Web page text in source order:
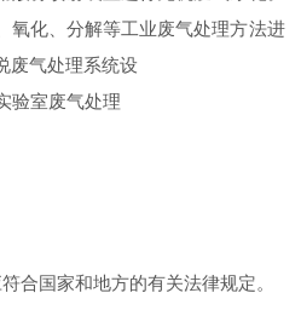
氧化、分解等工业废气处理方法进
废气处理系统设
国家和地方的有关法律规定。